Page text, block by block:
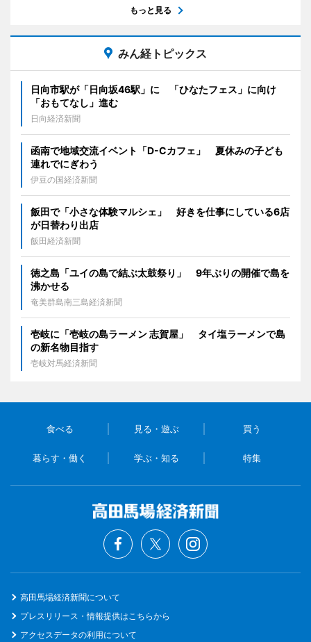
もっと見る
みん経トピックス
日向市駅が「日向坂46駅」に 「ひなたフェス」に向け
「おもてなし」進む
日向経済新聞
函南で地域交流イベント「D-Cカフェ」 夏休みの子ども
連れでにぎわう
伊豆の国経済新聞
飯田で「小さな体験マルシェ」 好きを仕事にしている6店
が日替わり出店
飯田経済新聞
徳之島「ユイの島で結ぶ太鼓祭り」 9年ぶりの開催で島を
沸かせる
奄美群島南三島経済新聞
壱岐に「壱岐の島ラーメン 志賀屋」 タイ塩ラーメンで島
の新名物目指す
壱岐対馬経済新聞
食べる 見る・遊ぶ 買う
暮らす・働く 学ぶ・知る 特集
高田馬場経済新聞について
プレスリリース・情報提供はこちらから
アクセスデータの利用について